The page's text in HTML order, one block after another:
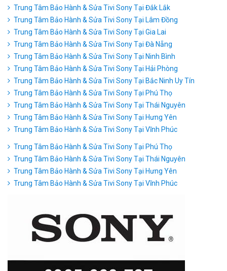
Trung Tâm Bảo Hành & Sửa Tivi Sony Tại Đắk Lắk
Trung Tâm Bảo Hành & Sửa Tivi Sony Tại Lâm Đồng
Trung Tâm Bảo Hành & Sửa Tivi Sony Tại Gia Lai
Trung Tâm Bảo Hành & Sửa Tivi Sony Tại Đà Nẵng
Trung Tâm Bảo Hành & Sửa Tivi Sony Tại Ninh Bình
Trung Tâm Bảo Hành & Sửa Tivi Sony Tại Hải Phòng
Trung Tâm Bảo Hành & Sửa Tivi Sony Tại Bắc Ninh Uy Tín
Trung Tâm Bảo Hành & Sửa Tivi Sony Tại Phú Thọ
Trung Tâm Bảo Hành & Sửa Tivi Sony Tại Thái Nguyên
Trung Tâm Bảo Hành & Sửa Tivi Sony Tại Hưng Yên
Trung Tâm Bảo Hành & Sửa Tivi Sony Tại Vĩnh Phúc
Trung Tâm Bảo Hành & Sửa Tivi Sony Tại Phú Thọ
Trung Tâm Bảo Hành & Sửa Tivi Sony Tại Thái Nguyên
Trung Tâm Bảo Hành & Sửa Tivi Sony Tại Hưng Yên
Trung Tâm Bảo Hành & Sửa Tivi Sony Tại Vĩnh Phúc